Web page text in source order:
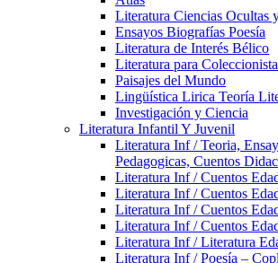
Literatura Ciencias Ocultas
Ensayos Biografías Poesía
Literatura de Interés Bélico
Literatura para
Paisajes del Mundo
Lingüística Lirica Teoría
Investigación y Ciencia
Literatura Infantil Y Juvenil
Literatura Inf / Teoria,
Pedagogicas, Cuentos
Literatura Inf / Cuentos
Literatura Inf / Cuentos
Literatura Inf / Cuentos
Literatura Inf / Cuentos
Literatura Inf / Literatura
Literatura Inf / Poesía –